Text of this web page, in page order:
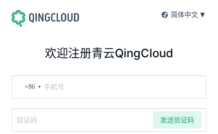
简体中文
欢迎注册青云QingCloud
+86
发送验证码